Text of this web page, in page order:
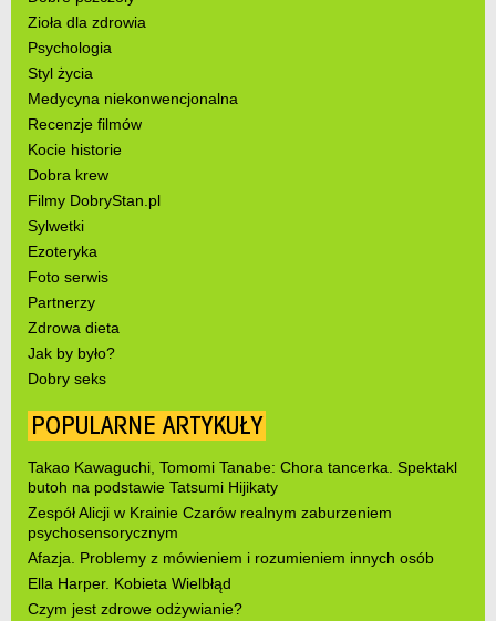
Zioła dla zdrowia
Psychologia
Styl życia
Medycyna niekonwencjonalna
Recenzje filmów
Kocie historie
Dobra krew
Filmy DobryStan.pl
Sylwetki
Ezoteryka
Foto serwis
Partnerzy
Zdrowa dieta
Jak by było?
Dobry seks
POPULARNE ARTYKUŁY
Takao Kawaguchi, Tomomi Tanabe: Chora tancerka. Spektakl
butoh na podstawie Tatsumi Hijikaty
Zespół Alicji w Krainie Czarów realnym zaburzeniem
psychosensorycznym
Afazja. Problemy z mówieniem i rozumieniem innych osób
Ella Harper. Kobieta Wielbłąd
Czym jest zdrowe odżywianie?